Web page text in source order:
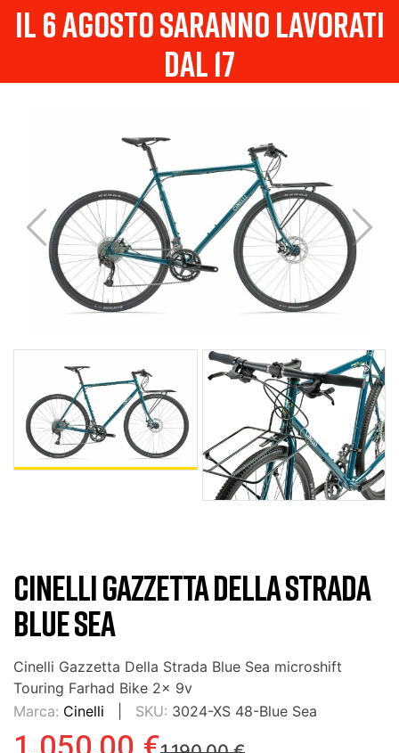
il 6 agosto saranno lavorati
dal 17
CINELLI GAZZETTA DELLA STRADA
BLUE SEA
Cinelli Gazzetta Della Strada Blue Sea microshift
Touring Farhad Bike 2x 9v
Marca: Cinelli SKU: 3024-XS 48-Blue Sea